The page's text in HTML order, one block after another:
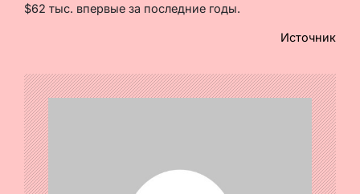
$62 тыс. впервые за последние годы.
Источник